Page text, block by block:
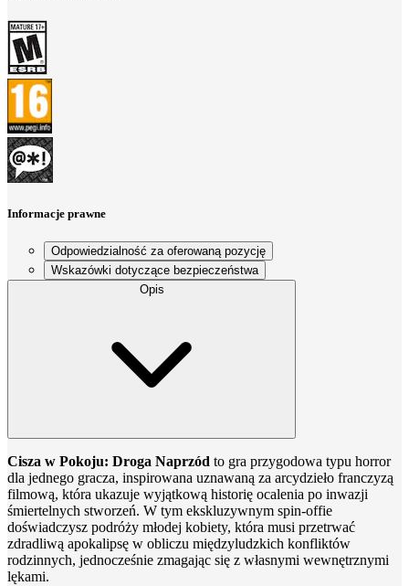
Informacje prawne
Odpowiedzialność za oferowaną pozycję
Wskazówki dotyczące bezpieczeństwa
Opis
Cisza w Pokoju: Droga Naprzód to gra przygodowa typu horror
dla jednego gracza, inspirowana uznawaną za arcydzieło franczyzą
filmową, która ukazuje wyjątkową historię ocalenia po inwazji
śmiertelnych stworzeń. W tym ekskluzywnym spin-offie
doświadczysz podróży młodej kobiety, która musi przetrwać
zdradliwą apokalipsę w obliczu międzyludzkich konfliktów
rodzinnych, jednocześnie zmagając się z własnymi wewnętrznymi
lękami.